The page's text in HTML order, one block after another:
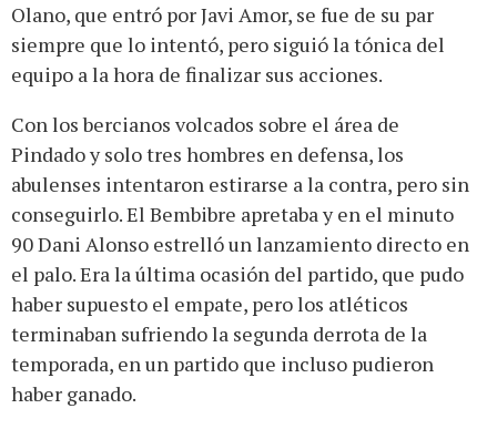
Olano, que entró por Javi Amor, se fue de su par
siempre que lo intentó, pero siguió la tónica del
equipo a la hora de finalizar sus acciones.
Con los bercianos volcados sobre el área de
Pindado y solo tres hombres en defensa, los
abulenses intentaron estirarse a la contra, pero sin
conseguirlo. El Bembibre apretaba y en el minuto
90 Dani Alonso estrelló un lanzamiento directo en
el palo. Era la última ocasión del partido, que pudo
haber supuesto el empate, pero los atléticos
terminaban sufriendo la segunda derrota de la
temporada, en un partido que incluso pudieron
haber ganado.